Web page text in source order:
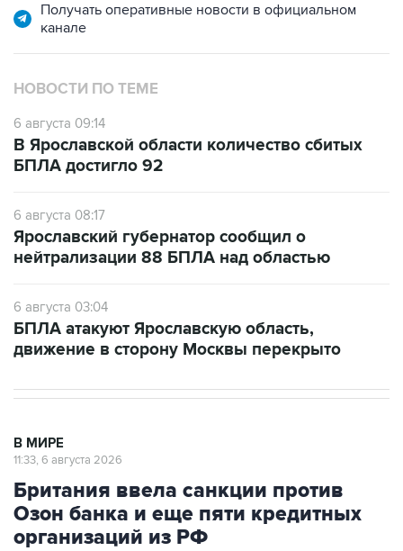
Получать оперативные новости в официальном
канале
НОВОСТИ ПО ТЕМЕ
6 августа 09:14
В Ярославской области количество сбитых
БПЛА достигло 92
6 августа 08:17
Ярославский губернатор сообщил о
нейтрализации 88 БПЛА над областью
6 августа 03:04
БПЛА атакуют Ярославскую область,
движение в сторону Москвы перекрыто
В МИРЕ
11:33, 6 августа 2026
Британия ввела санкции против
Озон банка и еще пяти кредитных
организаций из РФ